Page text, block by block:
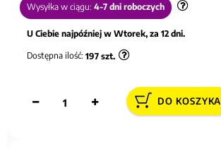
Wysyłka w ciągu: 4-7 dni roboczych
U Ciebie najpóźniej w Wtorek, za 12 dni.
Dostępna ilość: 197 szt.
DO KOSZYKA